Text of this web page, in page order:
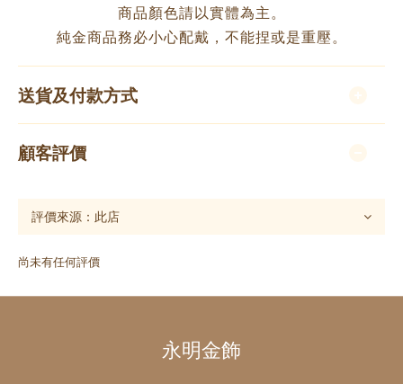
商品顏色請以實體為主。
純金商品務必小心配戴，不能捏或是重壓。
送貨及付款方式
顧客評價
尚未有任何評價
永明金飾